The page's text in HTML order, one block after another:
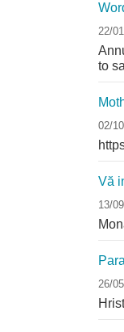
22/
to
02/
Vă
13/
26/